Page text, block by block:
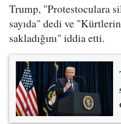
Trump, "Protestoculara
sayıda" dedi ve
sakladığını" iddia etti.